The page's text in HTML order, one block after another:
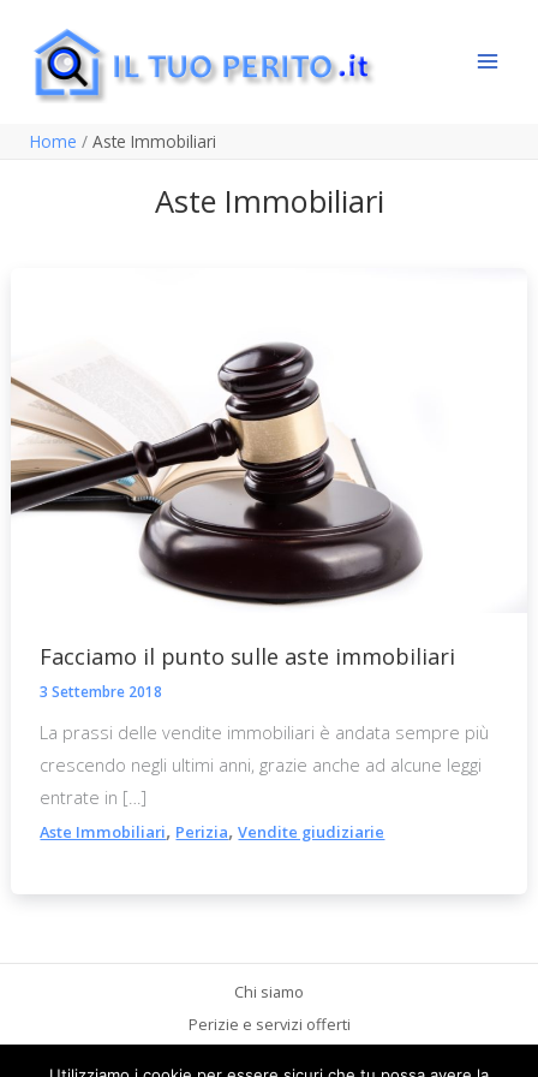
contenuto
Home Aste Immobiliari
Aste Immobiliari
Facciamo il punto sulle aste immobiliari
3 Settembre 2018
La prassi delle vendite immobiliari è andata sempre più
crescendo negli ultimi anni, grazie anche ad alcune leggi
entrate in […]
Aste Immobiliari, Perizia,Vendite giudiziarie
Chi siamo
Perizie e servizi offerti